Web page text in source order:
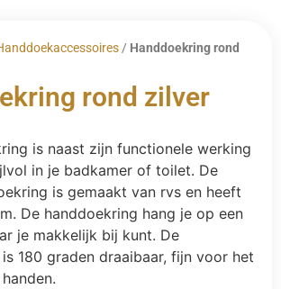
/ Handdoekring rond
rond zilver
is naast zijn functionele werking
in je badkamer of toilet. De
is gemaakt van rvs en heeft
De handdoekring hang je op een
je makkelijk bij kunt. De
180 graden draaibaar, fijn voor het